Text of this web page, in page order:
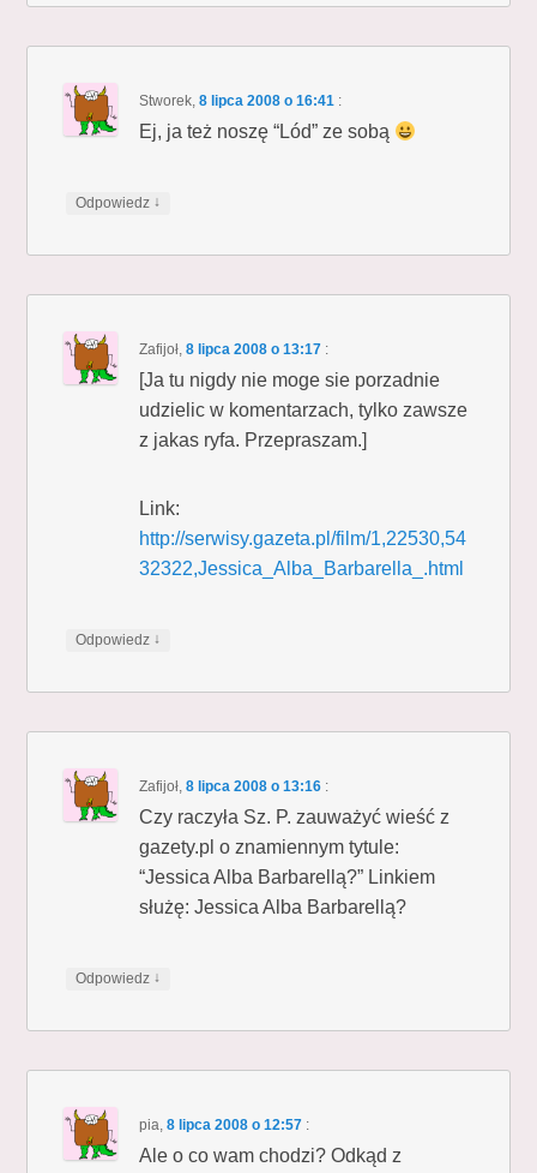
Stworek,8 lipca 2008 o 16:41 :
Ej, ja też noszę “Lód” ze sobą
Odpowiedz ↓
Zafijoł,8 lipca 2008 o 13:17 :
[Ja tu nigdy nie moge sie porzadnie
udzielic w komentarzach, tylko zawsze
z jakas ryfa. Przepraszam.]
Link:
http://serwisy.gazeta.pl/film/1,22530,54
32322,Jessica_Alba_Barbarella_.html
Odpowiedz ↓
Zafijoł,8 lipca 2008 o 13:16 :
Czy raczyła Sz. P. zauważyć wieść z
gazety.pl o znamiennym tytule:
“Jessica Alba Barbarellą?” Linkiem
służę: Jessica Alba Barbarellą?
Odpowiedz ↓
pia,8 lipca 2008 o 12:57 :
Ale o co wam chodzi? Odkąd z